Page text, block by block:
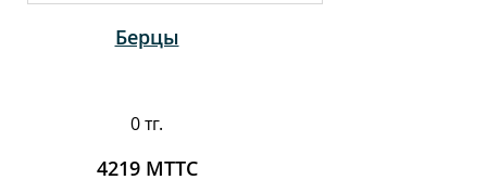
Берцы
0 тг.
4219 МТТС